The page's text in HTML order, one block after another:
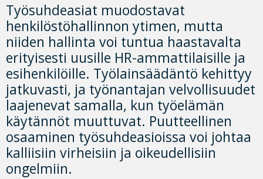
Työsuhdeasiat muodostavat
henkilöstöhallinnon ytimen, mutta
niiden hallinta voi tuntua haastavalta
erityisesti uusille HR-ammattilaisille ja
esihenkilöille. Työlainsäädäntö kehittyy
jatkuvasti, ja työnantajan velvollisuudet
laajenevat samalla, kun työelämän
käytännöt muuttuvat. Puutteellinen
osaaminen työsuhdeasioissa voi johtaa
kalliisiin virheisiin ja oikeudellisiin
ongelmiin.